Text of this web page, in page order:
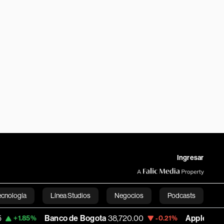
Ingresar
Línea Studios Negocios Podcasts
English
Banco de Bogota 38,720.00 -0.21% Apple 310.94